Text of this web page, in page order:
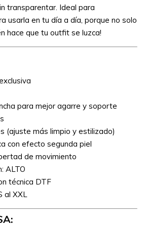
transparentar. Ideal para
usarla en tu día a día, porque no solo
hace que tu outfit se luzca!
para mejor agarre y soporte
(ajuste más limpio y estilizado)
con efecto segunda piel
de movimiento
ALTO
técnica DTF
al XXL